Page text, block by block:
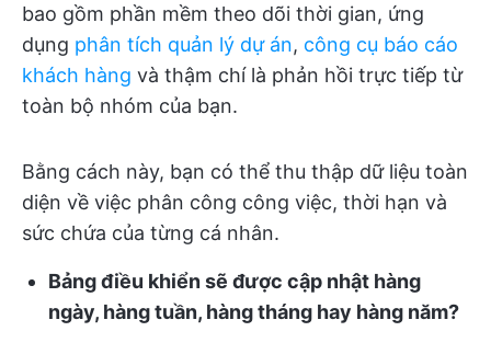
bao gồm phần mềm theo dõi thời gian, ứng
dụng phân tích quản lý dự án, công cụ báo cáo
khách hàng và thậm chí là phản hồi trực tiếp từ
toàn bộ nhóm của bạn.
Bằng cách này, bạn có thể thu thập dữ liệu toàn
diện về việc phân công công việc, thời hạn và
sức chứa của từng cá nhân.
Bảng điều khiển sẽ được cập nhật hàng
ngày, hàng tuần, hàng tháng hay hàng năm?